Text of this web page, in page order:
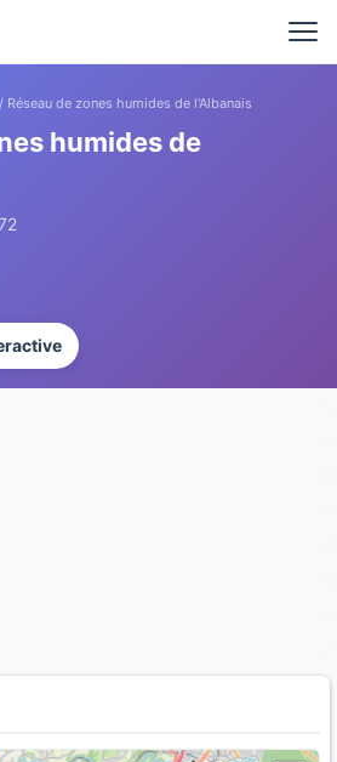
/ Réseau de zones humides de l'Albanais
humides de